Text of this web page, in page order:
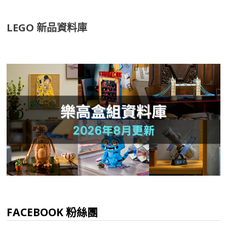
LEGO 新品資料庫
FACEBOOK 粉絲團